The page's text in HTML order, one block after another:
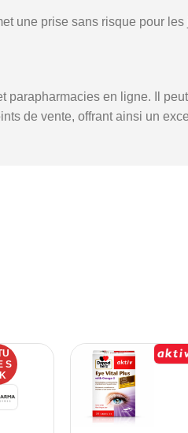
une prise sans risque pour
en ligne. Il
de vente, offrant ainsi un
S